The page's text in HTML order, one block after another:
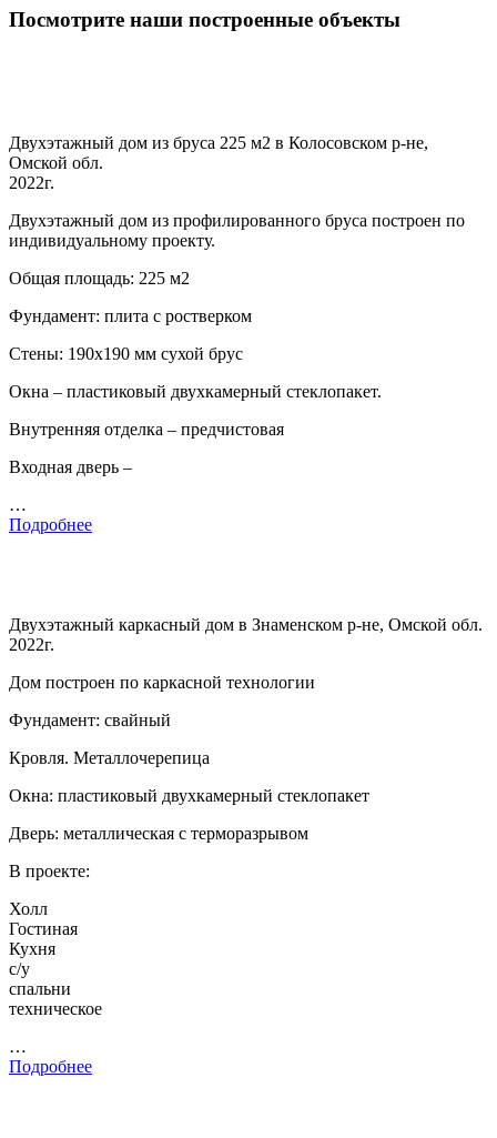
Посмотрите наши построенные объекты
Двухэтажный дом из бруса 225 м2 в Колосовском р-не,
Омской обл.
2022г.
Двухэтажный дом из профилированного бруса построен по
индивидуальному проекту.
Общая площадь: 225 м2
Фундамент: плита с ростверком
Стены: 190х190 мм сухой брус
Окна – пластиковый двухкамерный стеклопакет.
Внутренняя отделка – предчистовая
Входная дверь –
…
Подробнее
Двухэтажный каркасный дом в Знаменском р-не, Омской обл.
2022г.
Дом построен по каркасной технологии
Фундамент: свайный
Кровля. Металлочерепица
Окна: пластиковый двухкамерный стеклопакет
Дверь: металлическая с терморазрывом
В проекте:
Холл
Гостиная
Кухня
с/у
спальни
техническое
…
Подробнее